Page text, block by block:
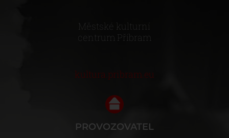
Městské kulturní
centrum Příbram
kultura.pribram.eu
PROVOZOVATEL